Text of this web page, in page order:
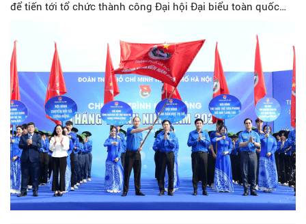
để tiến tới tổ chức thành công Đại hội Đại biểu toàn quốc